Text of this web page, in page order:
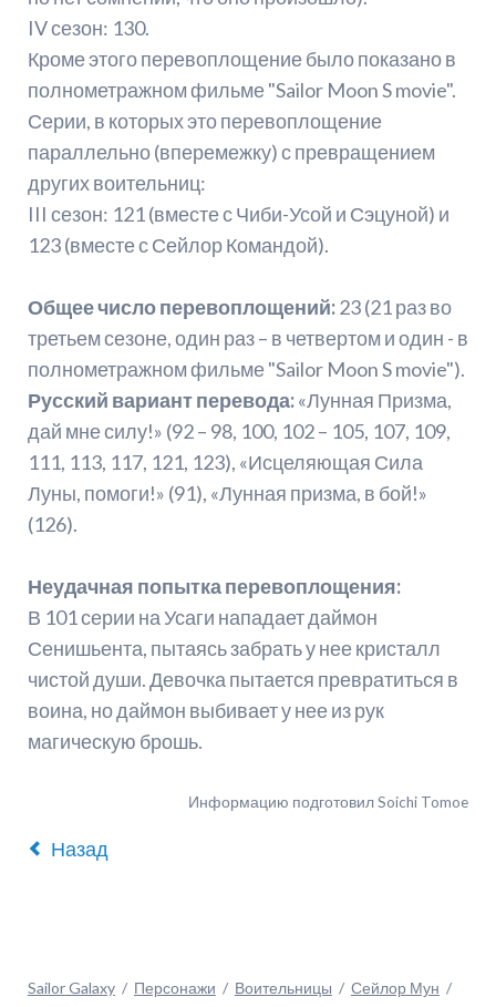
IV сезон: 130.
Кроме этого перевоплощение было показано в
полнометражном фильме "Sailor Moon S movie".
Серии, в которых это перевоплощение
параллельно (вперемежку) с превращением
других воительниц:
III сезон: 121 (вместе с Чиби-Усой и Сэцуной) и
123 (вместе с Сейлор Командой).
Общее число перевоплощений:23 (21 раз во
третьем сезоне, один раз – в четвертом и один - в
полнометражном фильме "Sailor Moon S movie").
Русский вариант перевода:«Лунная Призма,
дай мне силу!» (92 – 98, 100, 102 – 105, 107, 109,
111, 113, 117, 121, 123), «Исцеляющая Сила
Луны, помоги!» (91), «Лунная призма, в бой!»
(126).
Неудачная попытка перевоплощения:
В 101 серии на Усаги нападает даймон
Сенишьента, пытаясь забрать у нее кристалл
чистой души. Девочка пытается превратиться в
воина, но даймон выбивает у нее из рук
магическую брошь.
Информацию подготовил Soichi Tomoe
Назад
Sailor Galaxy Персонажи Воительницы
Сейлор Мун